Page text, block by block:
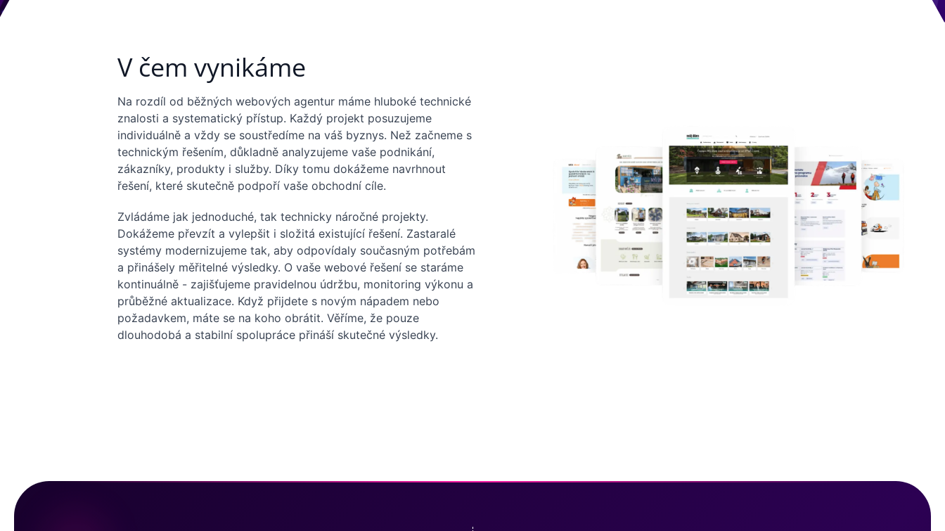
V čem vynikáme
Na rozdíl od běžných webových agentur máme hluboké technické
znalosti a systematický přístup. Každý projekt posuzujeme
individuálně a vždy se soustředíme na váš byznys. Než začneme s
technickým řešením, důkladně analyzujeme vaše podnikání,
zákazníky, produkty i služby. Díky tomu dokážeme navrhnout
řešení, které skutečně podpoří vaše obchodní cíle.
Zvládáme jak jednoduché, tak technicky náročné projekty.
Dokážeme převzít a vylepšit i složitá existující řešení. Zastaralé
systémy modernizujeme tak, aby odpovídaly současným potřebám
a přinášely měřitelné výsledky. O vaše webové řešení se staráme
kontinuálně - zajišťujeme pravidelnou údržbu, monitoring výkonu a
průběžné aktualizace. Když přijdete s novým nápadem nebo
požadavkem, máte se na koho obrátit. Věříme, že pouze
dlouhodobá a stabilní spolupráce přináší skutečné výsledky.